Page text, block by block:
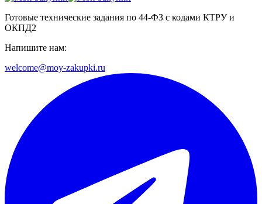
Готовые технические задания по 44-ФЗ с кодами КТРУ и
ОКПД2
Напишите нам:
welcome@moy-zakupki.ru